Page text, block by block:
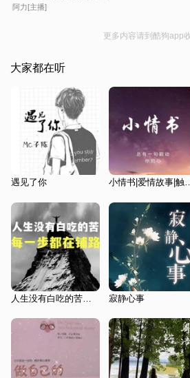
阿力[主播]
更多内容请到酷狗app
大家都在听
遇见了你 小情书|爱情故事|
寂静心事